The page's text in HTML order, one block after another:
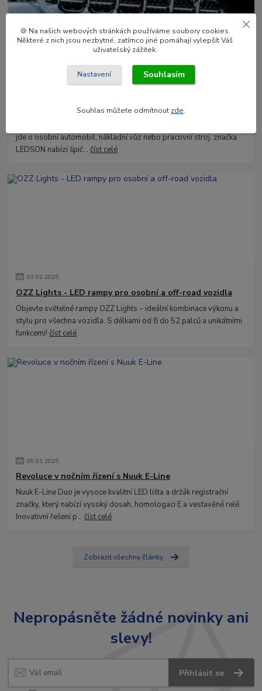
Osvětlení LEDSON v Enatruck.cz
jde o osobní automobil, nákladní vůz nebo pracovní stroj, značka
LEDSON nabízí špič...číst celé
03.02.2025
OZZ Lights - LED rampy pro osobní a off-road vozidla
Objevte světelné rampy OZZ Lights – ideální kombinace výkonu a
stylu pro všechna vozidla. S délkami od 8 do 52 palců a unikátními
funkcemi!číst celé
09.01.2025
Revoluce v nočním řízení s Nuuk E-Line
Nuuk E-Line Duo je vysoce kvalitní LED lišta a držák registrační
značky, který nabízí vysoký dosah, homologaci E a vestavěné relé.
Inovativní řešení p...číst celé
Zobrazit všechny články
Nepropásněte žádné novinky ani
slevy!
Přihlásit se
🍪 Na našich webových stránkách používáme soubory cookies.
Některé z nich jsou nezbytné, zatímco jiné pomáhají vylepšít Váš
uživatelský zážitek.
Nastavení Souhlasím
Souhlas můžete odmítnout zde.